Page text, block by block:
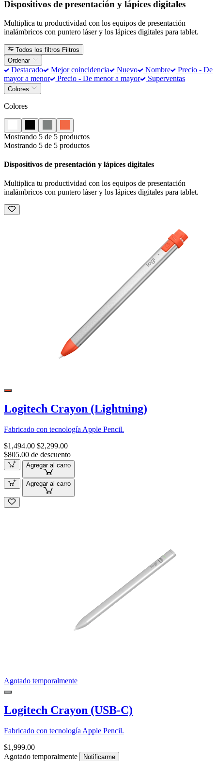
Dispositivos de presentación y lápices digitales
Multiplica tu productividad con los equipos de presentación
inalámbricos con puntero láser y los lápices digitales para tablet.
Todos los filtros Filtros
Ordenar
Destacado Mejor coincidencia Nuevo Nombre
Precio - De
mayor a menor
Precio - De menor a mayor Superventas
Colores
Colores
Mostrando 5 de 5 productos
Mostrando 5 de 5 productos
Dispositivos de presentación y lápices digitales
Multiplica tu productividad con los equipos de presentación
inalámbricos con puntero láser y los lápices digitales para tablet.
Logitech Crayon (Lightning)
Fabricado con tecnología Apple Pencil.
$1,494.00 $2,299.00
$805.00 de descuento
Agregar al carro
Agregar al carro
Agotado temporalmente
Logitech Crayon (USB-C)
Fabricado con tecnología Apple Pencil.
$1,999.00
Agotado temporalmente
Notificarme